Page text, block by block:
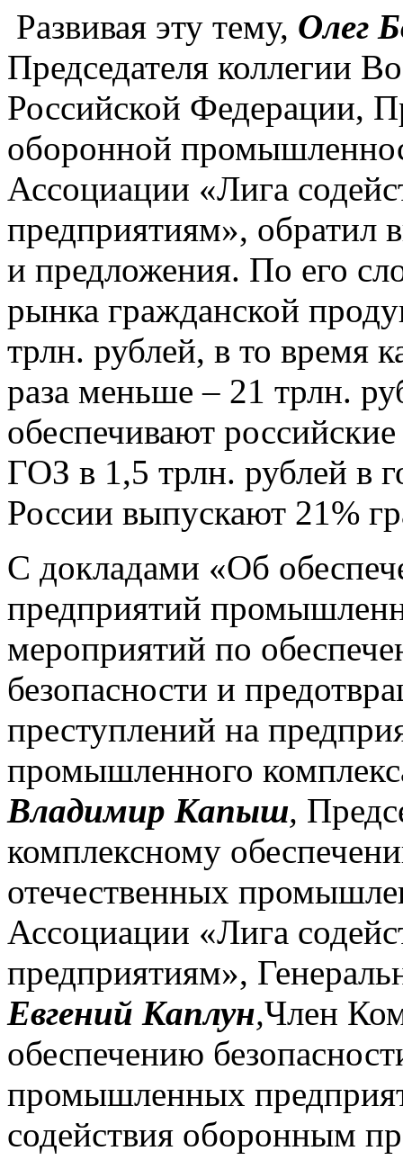
Развивая эту тему, Олег
Председателя коллегии
Российской Федерации,
оборонной
Ассоциации «Лига
предприятиям», обратил
и предложения. По его
рынка гражданской
трлн. рублей, в то время
раза меньше – 21 трлн.
обеспечивают
ГОЗ в 1,5 трлн. рублей в
России выпускают 21%
С докладами «Об
предприятий
мероприятий по
безопасности и
преступлений на
промышленного
Владимир Капыш,
комплексному
отечественных
Ассоциации «Лига
предприятиям»,
Евгений Каплун,Член
обеспечению
промышленных
содействия оборонным